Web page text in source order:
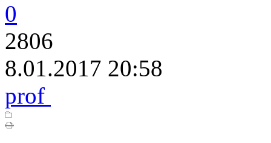
0
2806
8.01.2017 20:58
prof